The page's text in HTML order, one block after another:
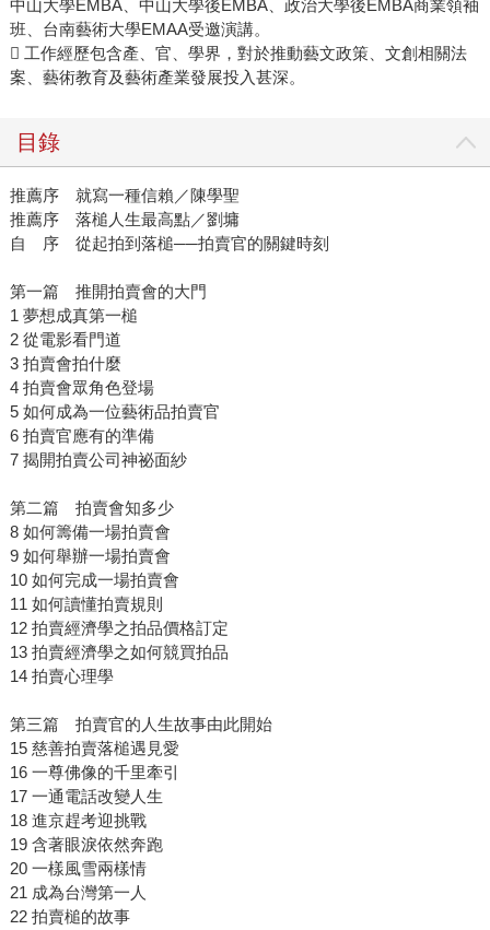
中山大學EMBA、中山大學後EMBA、政治大學後EMBA商業領袖
班、台南藝術大學EMAA受邀演講。
 工作經歷包含產、官、學界，對於推動藝文政策、文創相關法
案、藝術教育及藝術產業發展投入甚深。
目錄
推薦序 就寫一種信賴／陳學聖
推薦序 落槌人生最高點／劉墉
自 序 從起拍到落槌──拍賣官的關鍵時刻
第一篇 推開拍賣會的大門
1 夢想成真第一槌
2 從電影看門道
3 拍賣會拍什麼
4 拍賣會眾角色登場
5 如何成為一位藝術品拍賣官
6 拍賣官應有的準備
7 揭開拍賣公司神祕面紗
第二篇 拍賣會知多少
8 如何籌備一場拍賣會
9 如何舉辦一場拍賣會
10 如何完成一場拍賣會
11 如何讀懂拍賣規則
12 拍賣經濟學之拍品價格訂定
13 拍賣經濟學之如何競買拍品
14 拍賣心理學
第三篇 拍賣官的人生故事由此開始
15 慈善拍賣落槌遇見愛
16 一尊佛像的千里牽引
17 一通電話改變人生
18 進京趕考迎挑戰
19 含著眼淚依然奔跑
20 一樣風雪兩樣情
21 成為台灣第一人
22 拍賣槌的故事